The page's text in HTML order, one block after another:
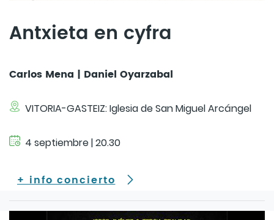
Antxieta en cyfra
Carlos Mena | Daniel Oyarzabal
VITORIA-GASTEIZ: Iglesia de San Miguel Arcángel
4 septiembre | 20.30
+ info concierto